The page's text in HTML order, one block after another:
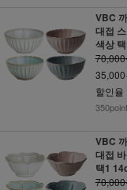
VBC
대접
색상
35,000
할인율
VBC
대접
택1